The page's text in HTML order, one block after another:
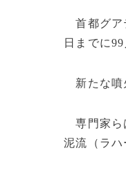
首都グア
日までに
新たな噴
専門家ら
泥流（ラハ